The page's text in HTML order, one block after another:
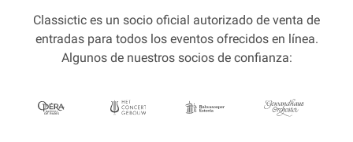
Classictic es un socio oficial autorizado de venta de
entradas para todos los eventos ofrecidos en línea.
Algunos de nuestros socios de confianza: